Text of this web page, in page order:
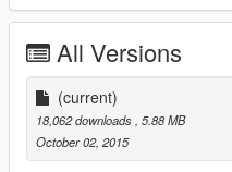
All Versions
(current)
18,062 downloads , 5.88 MB
October 02, 2015